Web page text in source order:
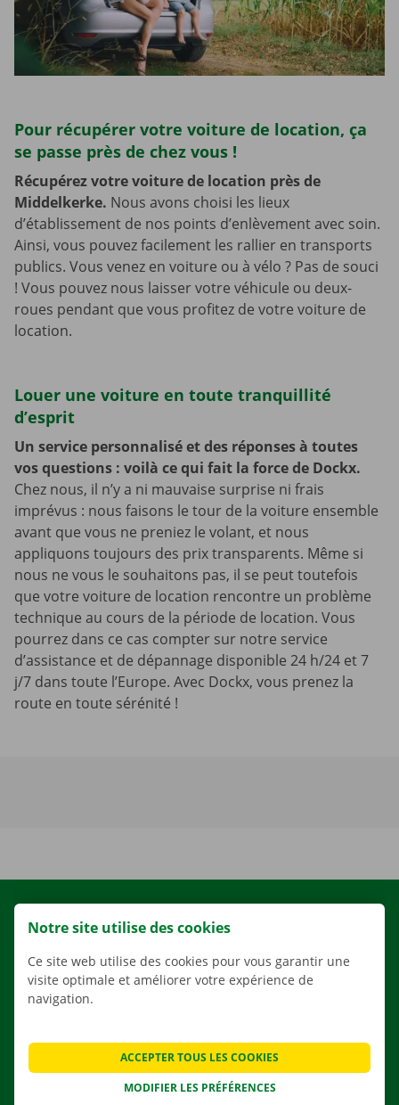
Pour récupérer votre voiture de location, ça
se passe près de chez vous !
Récupérez votre voiture de location près de
Middelkerke. Nous avons choisi les lieux
d’établissement de nos points d’enlèvement avec soin.
Ainsi, vous pouvez facilement les rallier en transports
publics. Vous venez en voiture ou à vélo ? Pas de souci
! Vous pouvez nous laisser votre véhicule ou deux-
roues pendant que vous profitez de votre voiture de
location.
Louer une voiture en toute tranquillité
d’esprit
Un service personnalisé et des réponses à toutes
vos questions : voilà ce qui fait la force de Dockx.
Chez nous, il n’y a ni mauvaise surprise ni frais
imprévus : nous faisons le tour de la voiture ensemble
avant que vous ne preniez le volant, et nous
appliquons toujours des prix transparents. Même si
nous ne vous le souhaitons pas, il se peut toutefois
que votre voiture de location rencontre un problème
technique au cours de la période de location. Vous
pourrez dans ce cas compter sur notre service
d’assistance et de dépannage disponible 24 h/24 et 7
j/7 dans toute l’Europe. Avec Dockx, vous prenez la
route en toute sérénité !
NOS SERVICES
SOLUTIONS DE DÉMÉNAGEMENT
Notre site utilise des cookies
Ce site web utilise des cookies pour vous garantir une
visite optimale et améliorer votre expérience de
navigation.
MODIFIER LES PRÉFÉRENCES
ACCEPTER TOUS LES COOKIES